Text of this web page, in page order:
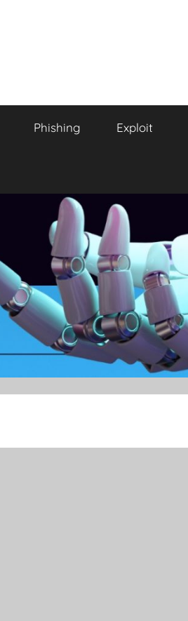
Phishing Exploit